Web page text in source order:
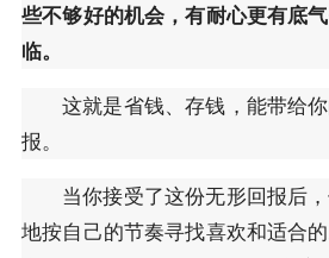
些不够好的机会，有耐心更有底
临。
这就是省钱、存钱，能带给
报。
当你接受了这份无形回报后
地按自己的节奏寻找喜欢和适合